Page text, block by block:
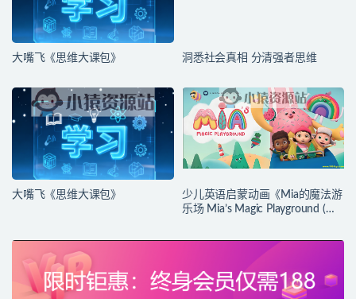
大嘴飞《思维大课包》 洞悉社会真相 分清强者思维
大嘴飞《思维大课包》
少儿英语启蒙动画《Mia的魔法游
乐场 Mia’s Magic Playground (动